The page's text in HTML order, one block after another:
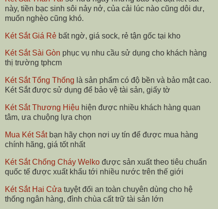
này, tiền bạc sinh sôi nảy nở, của cải lúc nào cũng dôi dư,
muốn nghèo cũng khó.
Két Sắt Giá Rẻ bất ngờ, giá sock, rẻ tận gốc tại kho
Két Sắt Sài Gòn phục vụ nhu cầu sử dụng cho khách hàng
thị trường tphcm
Két Sắt Tổng Thống là sản phẩm có độ bền và bảo mật cao.
Két Sắt được sử dụng để bảo vệ tài sản, giấy tờ
Két Sắt Thương Hiệu hiện được nhiều khách hàng quan
tâm, ưa chuộng lựa chọn
Mua Két Sắtbạn hãy chọn nơi uy tín để được mua hàng
chính hãng, giá tốt nhất
Két Sắt Chống Cháy Welko được sản xuất theo tiêu chuẩn
quốc tế được xuất khẩu tới nhiều nước trên thế giới
Két Sắt Hai Cửa tuyệt đối an toàn chuyên dùng cho hệ
thống ngân hàng, đình chùa cất trữ tài sản lớn